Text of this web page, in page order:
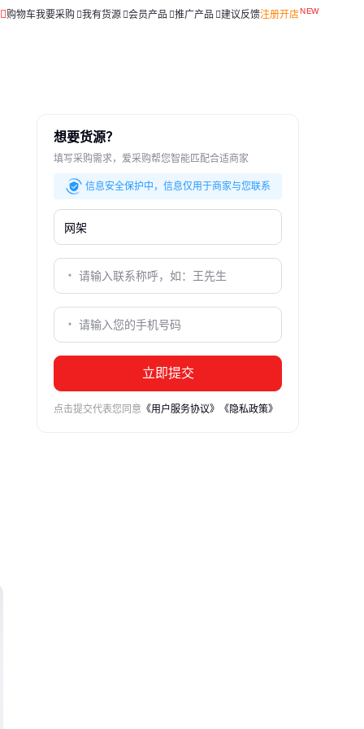
购物车我要采购 我有货源 会员产品 推广产品 建议反馈注册开店
想要货源？
填写采购需求，爱采购帮您智能匹配合适商家
信息安全保护中，信息仅用于商家与您联系
立即提交
点击提交代表您同意 《用户服务协议》 《隐私政策》